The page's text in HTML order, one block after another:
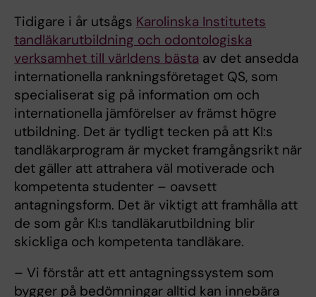
Tidigare i år utsågs Karolinska Institutets
tandläkarutbildning och odontologiska
verksamhet till världens bästa av det ansedda
internationella rankningsföretaget QS, som
specialiserat sig på information om och
internationella jämförelser av främst högre
utbildning. Det är tydligt tecken på att KI:s
tandläkarprogram är mycket framgångsrikt när
det gäller att attrahera väl motiverade och
kompetenta studenter – oavsett
antagningsform. Det är viktigt att framhålla att
de som går KI:s tandläkarutbildning blir
skickliga och kompetenta tandläkare.
– Vi förstår att ett antagningssystem som
bygger på bedömningar alltid kan innebära